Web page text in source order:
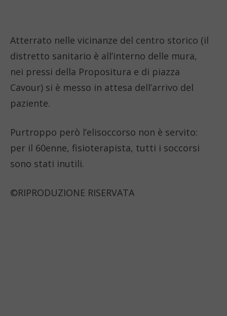
Atterrato nelle vicinanze del centro storico (il
distretto sanitario è all’interno delle mura,
nei pressi della Propositura e di piazza
Cavour) si è messo in attesa dell’arrivo del
paziente.
Purtroppo però l’elisoccorso non è servito:
per il 60enne, fisioterapista, tutti i soccorsi
sono stati inutili.
©RIPRODUZIONE RISERVATA